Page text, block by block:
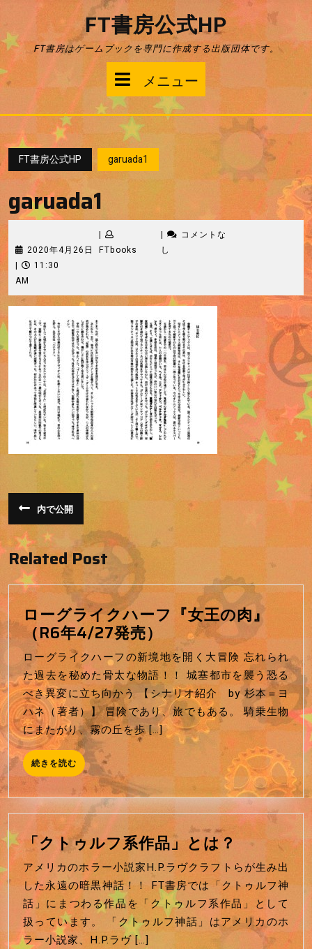
テ
ン
ツ
へ
FT書房公式HP
FT書房はゲームブックを専門に作成する出版団体です。
メニュー
ニ
ュ
ー
FT書房公式HP garuada1
garuada1
2020年4月26日
2020
月
日
|
FTbooks FTbooks
|
コメントな
し
|
11:30
AM
投
稿
ナ
ビ
ゲ
ー
シ
ョ
ン
内で公開
Related Post
ローグライクハーフ『女王の肉』
（R6年4/27発売） ロ
ー
グ
ラ
イ
ク
ハ
フ
『女
王
の
肉』
（R6
年
4/27
発
ローグライクハーフの新境地を開く大冒険 忘れられ
た過去を秘めた骨太な物語！！ 城塞都市を襲う恐る
べき異変に立ち向かう 【シナリオ紹介 by 杉本＝ヨ
ハネ（著者）】 冒険であり、旅でもある。 騎乗生物
にまたがり、霧の丘を歩 […]
続きを読む 続
き
を
読
む
「クトゥルフ系作品」とは？「ク
ト
ゥ
ル
フ
系
アメリカのホラー小説家H.P.ラヴクラフトらが生み出
した永遠の暗黒神話！！ FT書房では「クトゥルフ神
話」にまつわる作品を「クトゥルフ系作品」として
扱っています。 「クトゥルフ神話」はアメリカのホ
ラー小説家、H.P.ラヴ […]